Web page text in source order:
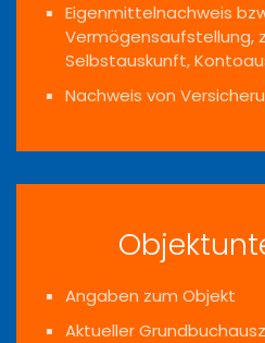
Eigenmittelnachweis
Vermögensaufstellung,
Selbstauskunft,
Nachweis von
Angaben zum Objekt
Aktueller